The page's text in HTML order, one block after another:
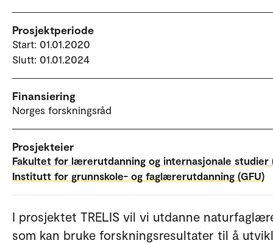
Prosjektperiode
Start: 01.01.2020
Slutt: 01.01.2024
Finansiering
Norges forskningsråd
Prosjekteier
Fakultet for lærerutdanning og internasjonale studier
Institutt for grunnskole- og faglærerutdanning (GFU)
I prosjektet TRELIS vil vi utdanne
som kan bruke forskningsresultater til å